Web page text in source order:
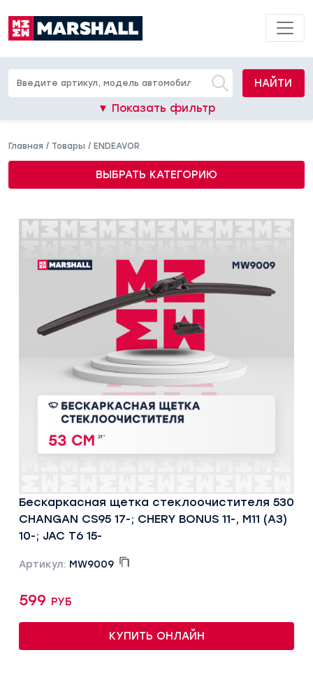
НАЙТИ
▼ Показать фильтр
Главная / Товары / ENDEAVOR
ВЫБРАТЬ КАТЕГОРИЮ
Бескаркасная щетка стеклоочистителя 530
CHANGAN CS95 17-; CHERY BONUS 11-, M11 (A3)
10-; JAC T6 15-
Артикул: MW9009
599 руб
КУПИТЬ ОНЛАЙН